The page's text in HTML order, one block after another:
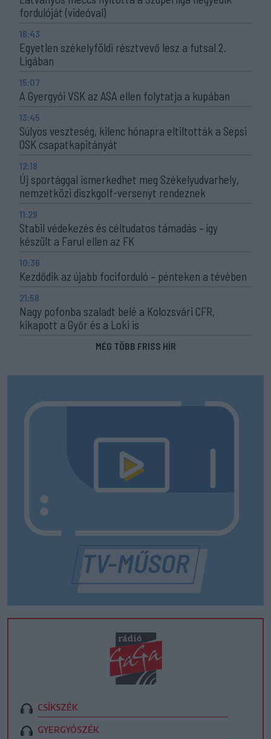
fordulóját (videóval)
16:43
Egyetlen székelyföldi résztvevő lesz a futsal 2.
Ligában
15:07
A Gyergyói VSK az ASA ellen folytatja a kupában
13:45
Súlyos veszteség, kilenc hónapra eltiltották a Sepsi
OSK csapatkapitányát
12:18
Új sportággal ismerkedhet meg Székelyudvarhely,
nemzetközi diszkgolf-versenyt rendeznek
11:29
Stabil védekezés és céltudatos támadás – így
készült a Farul ellen az FK
10:36
Kezdődik az újabb fociforduló – pénteken a tévében
21:58
Nagy pofonba szaladt belé a Kolozsvári CFR,
kikapott a Győr és a Loki is
MÉG TÖBB FRISS HÍR
CSÍKSZÉK
GYERGYÓSZÉK